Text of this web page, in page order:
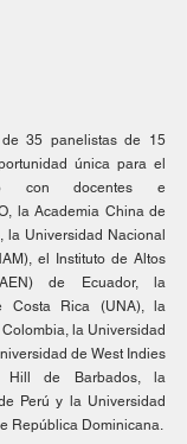
35 panelistas de 15
única para el
con docentes e
la Academia China de
la Universidad Nacional
el Instituto de Altos
de Ecuador, la
Costa Rica (UNA), la
la Universidad
de West Indies
Hill de Barbados, la
Perú y la Universidad
República Dominicana.